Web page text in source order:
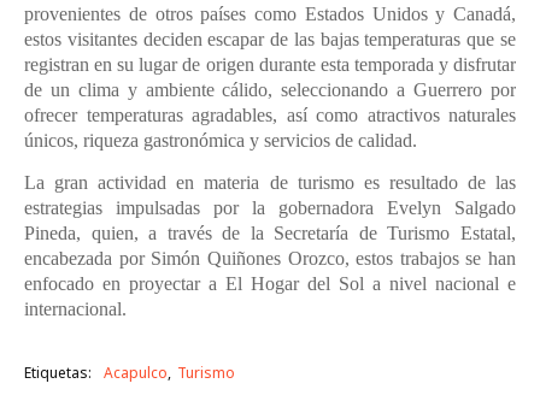
provenientes de otros países como Estados Unidos y Canadá,
estos visitantes deciden escapar de las bajas temperaturas que se
registran en su lugar de origen durante esta temporada y disfrutar
de un clima y ambiente cálido, seleccionando a Guerrero por
ofrecer temperaturas agradables, así como atractivos naturales
únicos, riqueza gastronómica y servicios de calidad.
La gran actividad en materia de turismo es resultado de las
estrategias impulsadas por la gobernadora Evelyn Salgado
Pineda, quien, a través de la Secretaría de Turismo Estatal,
encabezada por Simón Quiñones Orozco, estos trabajos se han
enfocado en proyectar a El Hogar del Sol a nivel nacional e
internacional.
Etiquetas: Acapulco Turismo